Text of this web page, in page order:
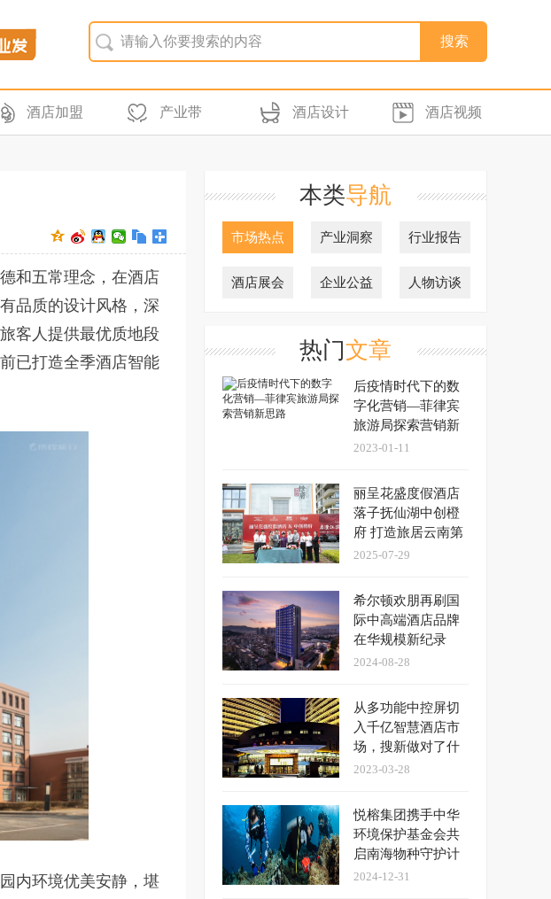
酒店加盟 产业带 酒店设计 酒店视频
和五常理念，在酒店
品质的设计风格，深
客人提供最优质地段
已打造全季酒店智能
内环境优美安静，堪
本类导航
市场热点 产业洞察 行业报告
酒店展会 企业公益 人物访谈
热门文章
后疫情时代下的数
字化营销—菲律宾
旅游局探索营销新
思路
2023-01-11
丽呈花盛度假酒店
落子抚仙湖中创橙
府 打造旅居云南第
一站标杆项目
2025-07-29
​希尔顿欢朋再刷国
际中高端酒店品牌
在华规模新纪录
2024-08-28
从多功能中控屏切
入千亿智慧酒店市
场，搜新做对了什
么？
2023-03-28
悦榕集团携手中华
环境保护基金会共
启南海物种守护计
划
2024-12-31